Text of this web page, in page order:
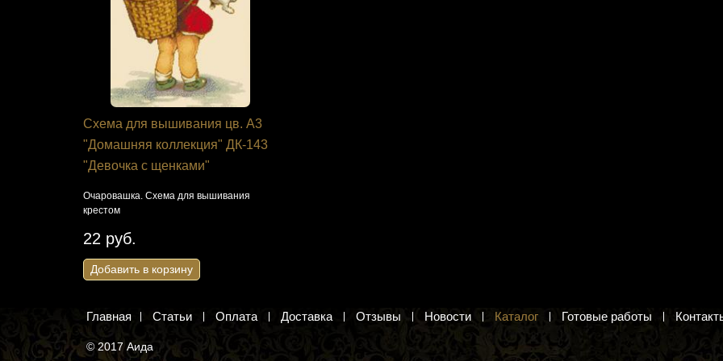
Схема для вышивания цв. А3
"Домашняя коллекция" ДК-143
"Девочка с щенками"
Очаровашка. Схема для вышивания
крестом
22 руб.
Добавить в корзину
Главная Статьи Оплата Доставка Отзывы Новости Каталог Готовые работы
© 2017 Аида